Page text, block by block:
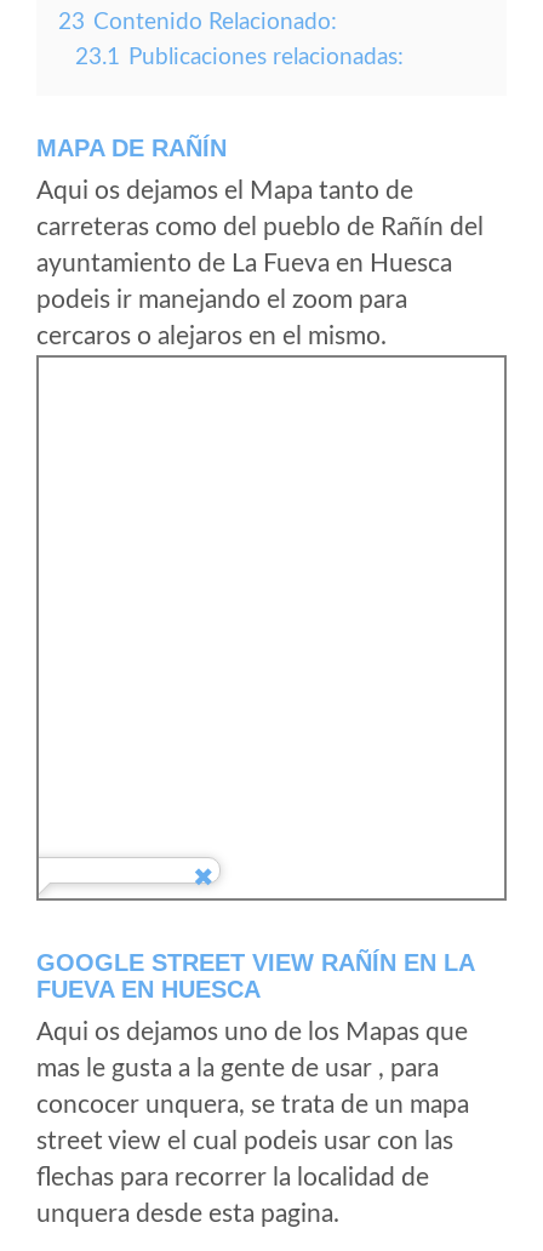
23 Contenido Relacionado:
23.1 Publicaciones relacionadas:
MAPA DE RAÑÍN
Aqui os dejamos el Mapa tanto de
carreteras como del pueblo de Rañín del
ayuntamiento de La Fueva en Huesca
podeis ir manejando el zoom para
cercaros o alejaros en el mismo.
GOOGLE STREET VIEW RAÑÍN EN LA
FUEVA EN HUESCA
Aqui os dejamos uno de los Mapas que
mas le gusta a la gente de usar , para
concocer unquera, se trata de un mapa
street view el cual podeis usar con las
flechas para recorrer la localidad de
unquera desde esta pagina.